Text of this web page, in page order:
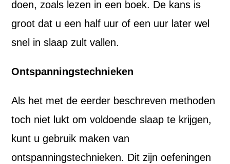
doen, zoals lezen in een boek. De kans is
groot dat u een half uur of een uur later wel
snel in slaap zult vallen.
Ontspanningstechnieken
Als het met de eerder beschreven methoden
toch niet lukt om voldoende slaap te krijgen,
kunt u gebruik maken van
ontspanningstechnieken. Dit zijn oefeningen